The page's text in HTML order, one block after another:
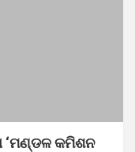
‘ମଣ୍ଡଳ କମିଶନ